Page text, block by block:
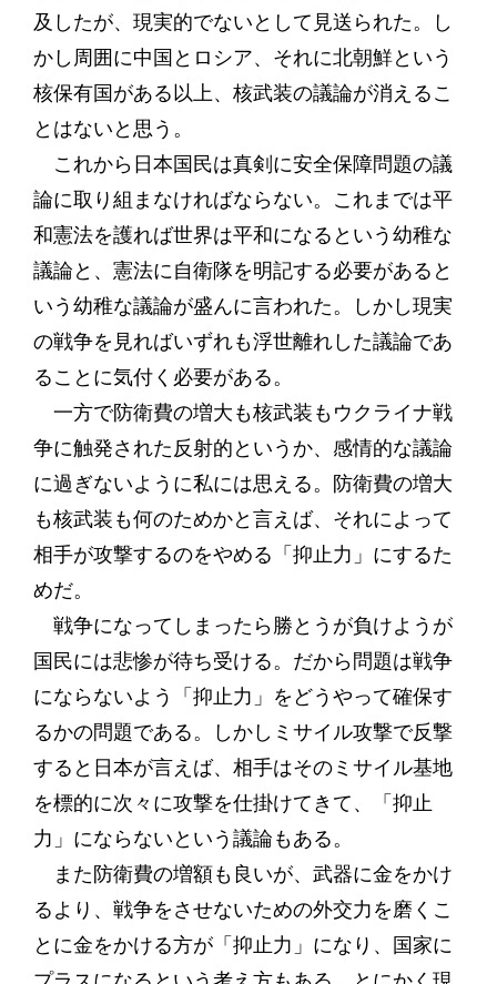
及したが、現実的でないとして見送られた。し
かし周囲に中国とロシア、それに北朝鮮という
核保有国がある以上、核武装の議論が消えるこ
とはないと思う。
これから日本国民は真剣に安全保障問題の議
論に取り組まなければならない。これまでは平
和憲法を護れば世界は平和になるという幼稚な
議論と、憲法に自衛隊を明記する必要があると
いう幼稚な議論が盛んに言われた。しかし現実
の戦争を見ればいずれも浮世離れした議論であ
ることに気付く必要がある。
一方で防衛費の増大も核武装もウクライナ戦
争に触発された反射的というか、感情的な議論
に過ぎないように私には思える。防衛費の増大
も核武装も何のためかと言えば、それによって
相手が攻撃するのをやめる「抑止力」にするた
めだ。
戦争になってしまったら勝とうが負けようが
国民には悲惨が待ち受ける。だから問題は戦争
にならないよう「抑止力」をどうやって確保す
るかの問題である。しかしミサイル攻撃で反撃
すると日本が言えば、相手はそのミサイル基地
を標的に次々に攻撃を仕掛けてきて、「抑止
力」にならないという議論もある。
また防衛費の増額も良いが、武器に金をかけ
るより、戦争をさせないための外交力を磨くこ
とに金をかける方が「抑止力」になり、国家に